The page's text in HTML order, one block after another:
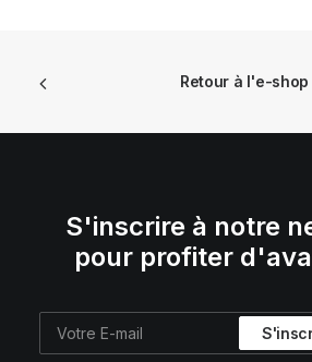
Retour à l'e-shop
S'inscrire à notre
pour profiter